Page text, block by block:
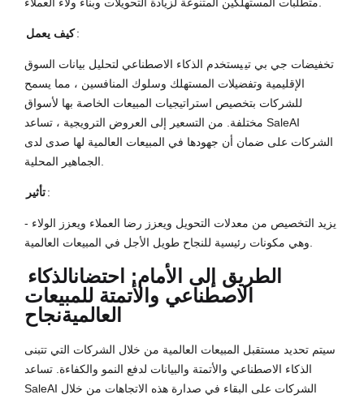
متطلبات المستهلكين المتنوعة لزيادة التحويلات وبناء ولاء العملاء.
كيف يعمل:
تخفيضات جي بي تييستخدم الذكاء الاصطناعي لتحليل بيانات السوق
الإقليمية وتفضيلات المستهلك وسلوك المنافسين ، مما يسمح
للشركات بتخصيص استراتيجيات المبيعات الخاصة بها لأسواق
مختلفة. من التسعير إلى العروض الترويجية ، تساعد SaleAI
الشركات على ضمان أن جهودها في المبيعات العالمية لها صدى لدى
الجماهير المحلية.
تأثير:
يزيد التخصيص من معدلات التحويل ويعزز رضا العملاء ويعزز الولاء -
وهي مكونات رئيسية للنجاح طويل الأجل في المبيعات العالمية.
الطريق إلى الأمام: احتضانالذكاء
الاصطناعي والأتمتة للمبيعات
العالميةنجاح
سيتم تحديد مستقبل المبيعات العالمية من خلال الشركات التي تتبنى
الذكاء الاصطناعي والأتمتة والبيانات لدفع النمو والكفاءة. تساعد
SaleAI الشركات على البقاء في صدارة هذه الاتجاهات من خلال